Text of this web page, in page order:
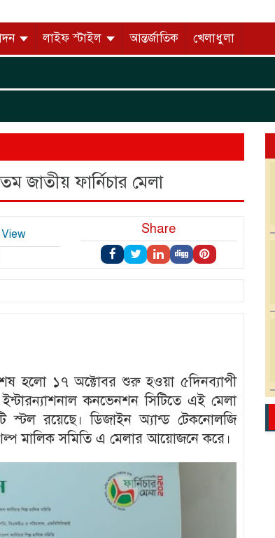
লাইফ স্টাইল আন্তর্জাতিক খেলাধুলা
জাতীয় ফার্নিচার মেলা
Share
হলো ১৭ অক্টোবর শুরু হওয়া ৫দিনব্যাপী
কনভেনশন সিটিতে এই মেলা
স্টল রয়েছে। ডিজাইন অ্যান্ড টেকনোলজি
শিল্প মালিক সমিতি এ মেলার আয়োজনে করে।